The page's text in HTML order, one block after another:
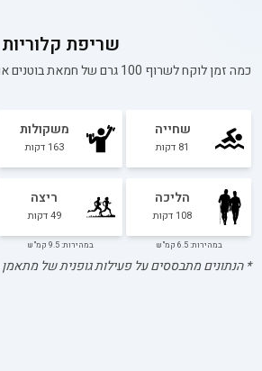
שריפת קלוריות
כמה זמן לוקח לשרוף 100 גרם של חמאת בוטנים
שחייה
81 דקות
משקולות
163 דקות
הליכה
108 דקות
במהירות: 6.5 קמ"ש
ריצה
49דקות
במהירות: 9.5 קמ"ש
* הנתונים מתבססים על פעילות גופנית של